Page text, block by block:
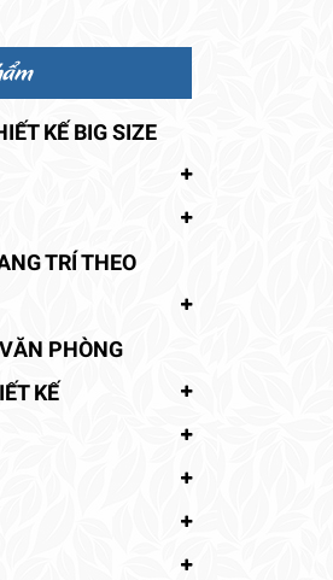
KẾ BIG SIZE
TRÍ THEO
PHÒNG
KẾ